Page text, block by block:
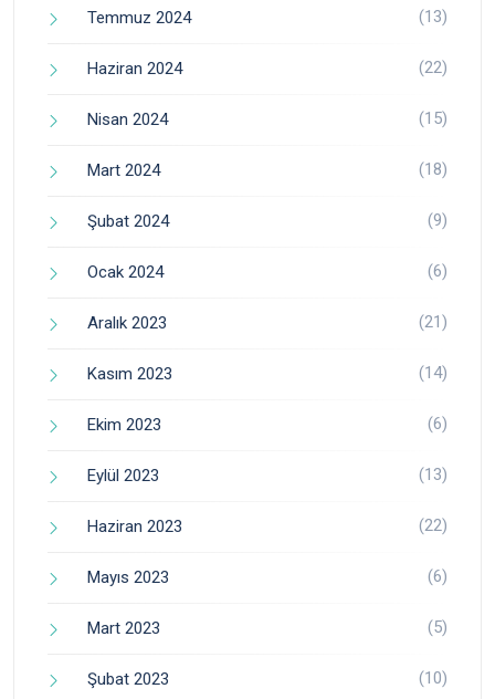
Temmuz 2024 (13)
Haziran 2024 (22)
Nisan 2024 (15)
Mart 2024 (18)
Şubat 2024 (9)
Ocak 2024 (6)
Aralık 2023 (21)
Kasım 2023 (14)
Ekim 2023 (6)
Eylül 2023 (13)
Haziran 2023 (22)
Mayıs 2023 (6)
Mart 2023 (5)
Şubat 2023 (10)